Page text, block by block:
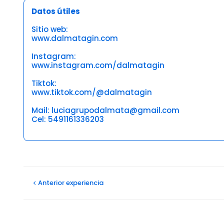
Datos útiles
Sitio web:
www.dalmatagin.com
Instagram:
www.instagram.com/dalmatagin
Tiktok:
www.tiktok.com/@dalmatagin
Mail: luciagrupodalmata@gmail.com
Cel: 5491161336203
Anteriorexperiencia